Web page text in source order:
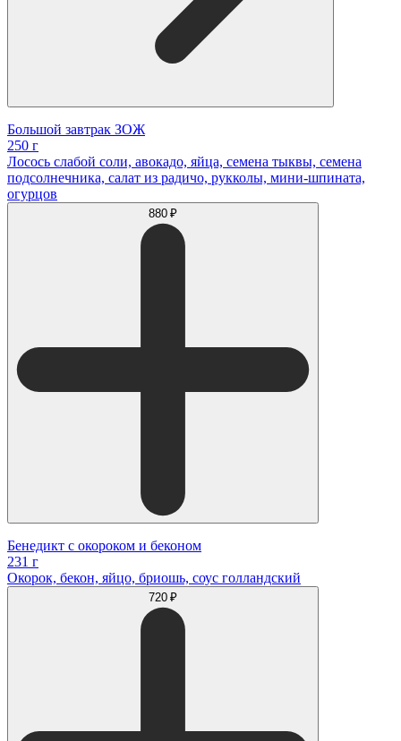
Большой завтрак ЗОЖ
250 г
Лосось слабой соли, авокадо, яйца, семена тыквы, семена
подсолнечника, салат из радичо, рукколы, мини-шпината,
огурцов
880 ₽
Бенедикт с окороком и беконом
231 г
Окорок, бекон, яйцо, бриошь, соус голландский
720 ₽